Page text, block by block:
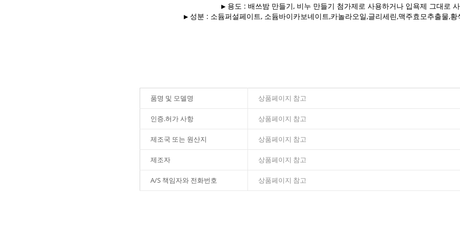
▶ 용도 : 배쓰밤 만들기, 비누 만들기 첨가제로 사용하거나 입욕제 그대로
▶ 성분 : 소듐퍼설페이트, 소듐바이카보네이트,카놀라오일,글리세린,맥주효모추출물,
품명 및 모델명 상품페이지 참고
인증.허가 사항 상품페이지 참고
제조국 또는 원산지 상품페이지 참고
제조자 상품페이지 참고
A/S 책임자와 전화번호 상품페이지 참고